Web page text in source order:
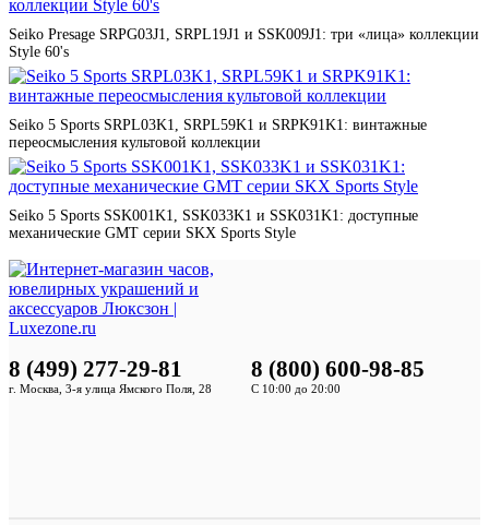
Seiko Presage SRPG03J1, SRPL19J1 и SSK009J1: три «лица» коллекции
Style 60's
Seiko 5 Sports SRPL03K1, SRPL59K1 и SRPK91K1: винтажные
переосмысления культовой коллекции
Seiko 5 Sports SSK001K1, SSK033K1 и SSK031K1: доступные
механические GMT серии SKX Sports Style
8 (499) 277-29-81
г. Москва, 3-я улица Ямского Поля, 28
8 (800) 600-98-85
С 10:00 до 20:00